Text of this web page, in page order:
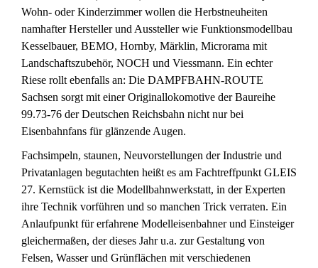
Wohn- oder Kinderzimmer wollen die Herbstneuheiten
namhafter Hersteller und Aussteller wie Funktionsmodellbau
Kesselbauer, BEMO, Hornby, Märklin, Microrama mit
Landschaftszubehör, NOCH und Viessmann. Ein echter
Riese rollt ebenfalls an: Die DAMPFBAHN-ROUTE
Sachsen sorgt mit einer Originallokomotive der Baureihe
99.73-76 der Deutschen Reichsbahn nicht nur bei
Eisenbahnfans für glänzende Augen.
Fachsimpeln, staunen, Neuvorstellungen der Industrie und
Privatanlagen begutachten heißt es am Fachtreffpunkt GLEIS
27. Kernstück ist die Modellbahnwerkstatt, in der Experten
ihre Technik vorführen und so manchen Trick verraten. Ein
Anlaufpunkt für erfahrene Modelleisenbahner und Einsteiger
gleichermaßen, der dieses Jahr u.a. zur Gestaltung von
Felsen, Wasser und Grünflächen mit verschiedenen